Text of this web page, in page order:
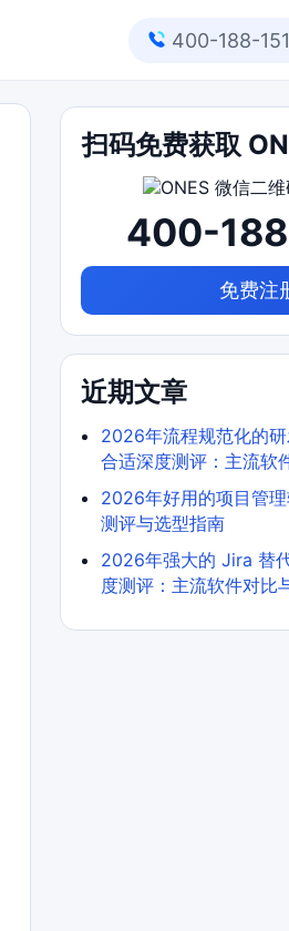
400-188-
扫码免费获取
400-
免费注
近期文章
2026年流程规范化的
合适深度测评：主流软
2026年好用的项目管
测评与选型指南
2026年强大的 Jira 替
度测评：主流软件对比